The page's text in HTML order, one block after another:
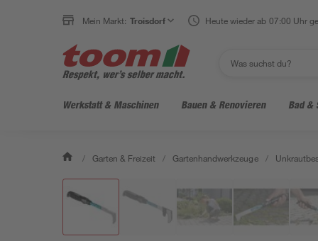
Mein Markt: Troisdorf Heute wieder ab 07:00 Uhr
Werkstatt & Maschinen Bauen & Renovieren Bad &
/ Garten & Freizeit / Gartenhandwerkzeuge /